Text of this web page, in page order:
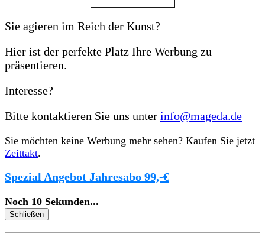
Sie agieren im Reich der Kunst?
Hier ist der perfekte Platz Ihre Werbung zu
präsentieren.
Interesse?
Bitte kontaktieren Sie uns unter info@mageda.de
Sie möchten keine Werbung mehr sehen? Kaufen Sie jetzt
Zeittakt.
Spezial Angebot Jahresabo 99,-€
Noch 10 Sekunden...
Schließen